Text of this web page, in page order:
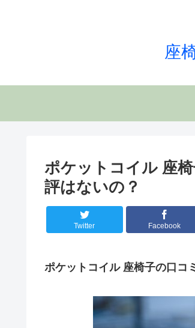
座
ポケットコイル 座
評はないの？
Twitter Facebook
ポケットコイル 座椅子の口コ